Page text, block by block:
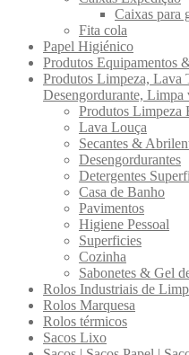
Caixas para
Fita cola
Papel Higiénico
Produtos Equipamentos
Produtos Limpeza, Lava
Desengordurante, Limpa
Produtos Limpeza
Lava Louça
Secantes &
Desengordurantes
Detergentes
Casa de Banho
Pavimentos
Higiene Pessoal
Superficies
Cozinha
Sabonetes & Gel
Rolos Industriais de
Rolos Marquesa
Rolos térmicos
Sacos Lixo